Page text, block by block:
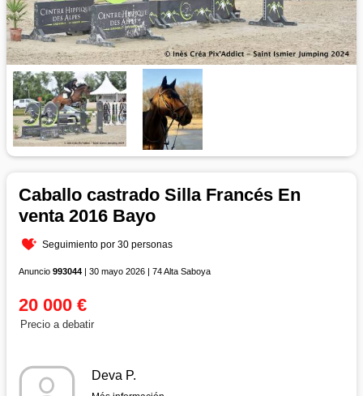
Caballo castrado Silla Francés En
venta 2016 Bayo
Seguimiento por 30 personas
Anuncio 993044 | 30 mayo 2026 | 74 Alta Saboya
20 000 €
Precio a debatir
Deva P.